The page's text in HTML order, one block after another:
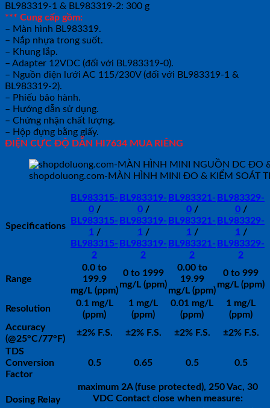
BL983319-1 & BL983319-2: 300 g
*** Cung cấp gồm:
– Màn hình BL983319.
– Nắp nhựa trong suốt.
– Khung lắp.
– Adapter 12VDC (đối với BL983319-0).
– Nguồn điện lưới AC 115/230V (đối với BL983319-1 &
BL983319-2).
– Phiếu bảo hành.
– Hướng dẫn sử dụng.
– Chứng nhận chất lượng.
– Hộp đựng bằng giấy.
ĐIỆN CỰC ĐỘ DẪN HI7634 MUA RIÊNG
shopdoluong.com-MÀN HÌNH MINI ĐO & KIỂM SOÁT
Specifications
BL983315-
0/
BL983315-
1 /
BL983315-
2
BL983319-
0/
BL983319-
1 /
BL983319-
2
BL983321-
0/
BL983321-
1 /
BL983321-
2
BL983329-
0/
BL983329-
1 /
BL983329-
2
Range
0.0 to
199.9
mg/L (ppm)
0 to 1999
mg/L (ppm)
0.00 to
19.99
mg/L (ppm)
0 to 999
mg/L (ppm)
Resolution
0.1 mg/L
(ppm)
1 mg/L
(ppm)
0.01 mg/L
(ppm)
1 mg/L
(ppm)
Accuracy
(@25°C/77°F)
±2% F.S. ±2% F.S. ±2% F.S.
±2% F.S.
TDS
Conversion
Factor
0.5 0.65 0.5 0.5
Dosing Relay
maximum 2A (fuse protected), 250 Vac, 30
VDC Contact close when measure: